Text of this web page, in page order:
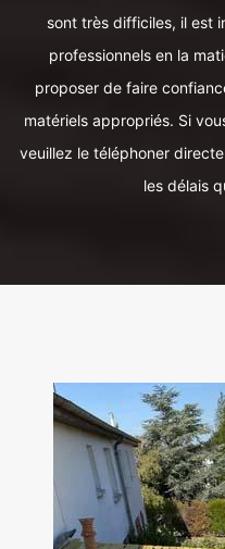
sont très difficiles, il est
professionnels en la
proposer de faire
matériels appropriés. Si
veuillez le téléphoner
les délais